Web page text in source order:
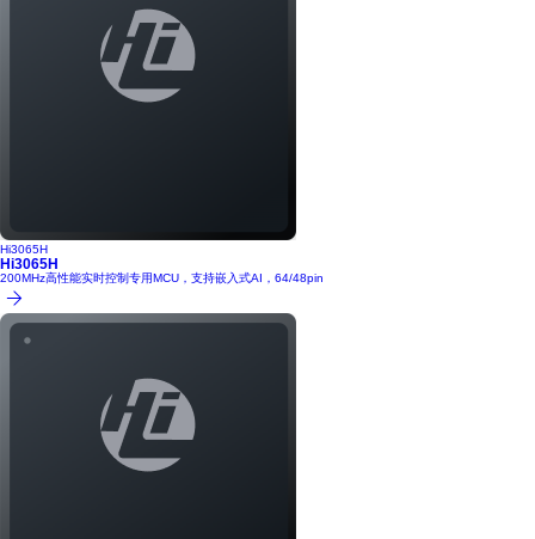
Hi3065H
Hi3065H
200MHz高性能实时控制专用MCU，支持嵌入式AI，64/48pin